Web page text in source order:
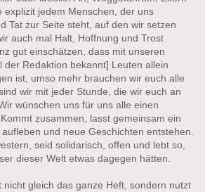
explizit jedem Menschen, der uns
Tat zur Seite steht, auf den wir setzen
auch mal Halt, Hoffnung und Trost
gut einschätzen, dass mit unseren
der Redaktion bekannt] Leuten allein
ist, umso mehr brauchen wir euch alle
wir mit jeder Stunde, die wir euch an
wünschen uns für uns alle einen
zusammen, lasst gemeinsam ein
und neue Geschichten entstehen.
seid solidarisch, offen und lebt so,
dieser Welt etwas dagegen hätten.
nicht gleich das ganze Heft, sondern nutzt